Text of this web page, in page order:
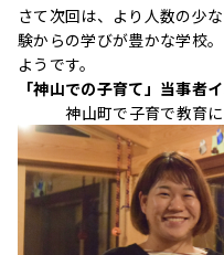
さて次回は、より人数の少
験からの学びが豊かな学校
ようです。
「神山での子育て」当事者
神山町で子育で教育